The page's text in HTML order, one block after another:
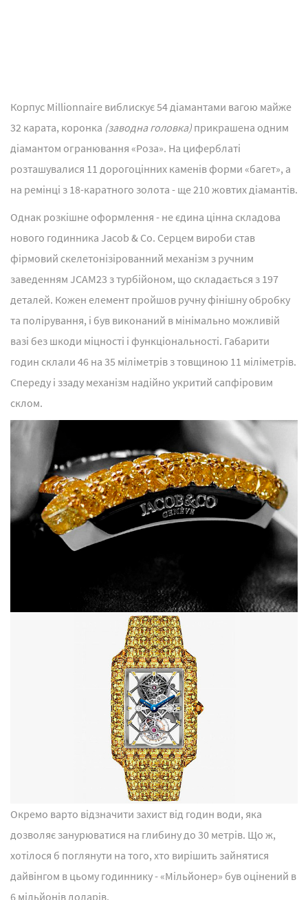
Корпус Millionnaire виблискує 54 діамантами вагою майже
32 карата, коронка (заводна головка) прикрашена одним
діамантом огранювання «Роза». На циферблаті
розташувалися 11 дорогоцінних каменів форми «багет», а
на ремінці з 18-каратного золота - ще 210 жовтих діамантів.
Однак розкішне оформлення - не єдина цінна складова
нового годинника Jacob & Co. Серцем вироби став
фірмовий скелетонізірованний механізм з ручним
заведенням JCAM23 з турбійоном, що складається з 197
деталей. Кожен елемент пройшов ручну фінішну обробку
та полірування, і був виконаний в мінімально можливій
вазі без шкоди міцності і функціональності. Габарити
годин склали 46 на 35 міліметрів з товщиною 11 міліметрів.
Спереду і ззаду механізм надійно укритий сапфіровим
склом.
Окремо варто відзначити захист від годин води, яка
дозволяє занурюватися на глибину до 30 метрів. Що ж,
хотілося б поглянути на того, хто вирішить зайнятися
дайвінгом в цьому годиннику - «Мільйонер» був оцінений в
6 мільйонів доларів.